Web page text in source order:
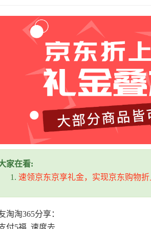
家在看:
速领京东京享礼金，实现京东购物
淘淘365分享：